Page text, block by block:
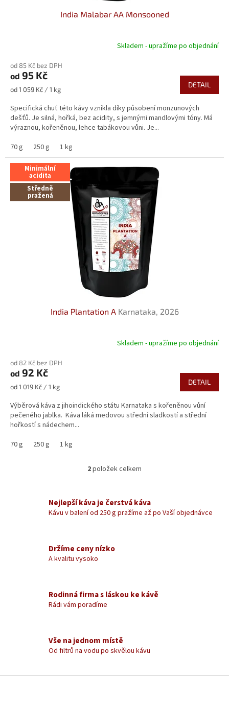
India Malabar AA Monsooned
produktu
je
5,0
z
5
hvězdiček.
Skladem - upražíme po objednání
od 85 Kč bez DPH
od 95 Kč
Měrná
od 1 059 Kč / 1 kg
DETAIL
Specifická chuť této kávy vznikla díky působení monzunových
dešťů. Je silná, hořká, bez acidity, s jemnými mandlovými tóny. Má
výraznou, kořeněnou, lehce tabákovou vůni. Je...
70 g
250 g 1 kg
Minimální
acidita
Středně
pražená
India Plantation A Karnataka, 2026
Skladem - upražíme po objednání
od 82 Kč bez DPH
od 92 Kč
Měrná
od 1 019 Kč / 1 kg
DETAIL
Výběrová káva z jihoindického státu Karnataka s kořeněnou vůní
pečeného jablka. Káva láká medovou střední sladkostí a střední
hořkostí s nádechem...
70 g
250 g 1 kg
O
á
d
p
y
v
s
u
2položek celkem
Nejlepší káva je čerstvá káva
Kávu v balení od 250 g pražíme až po Vaší objednávce
Držíme ceny nízko
A kvalitu vysoko
Rodinná firma s láskou ke kávě
Rádi vám poradíme
Vše na jednom místě
Od filtrů na vodu po skvělou kávu